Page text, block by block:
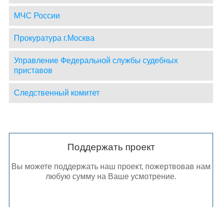
МЧС России
Прокуратура г.Москва
Управление Федеральной службы судебных
приставов
Следственный комитет
Поддержать проект
Вы можете поддержать наш проект, пожертвовав нам
любую сумму на Ваше усмотрение.